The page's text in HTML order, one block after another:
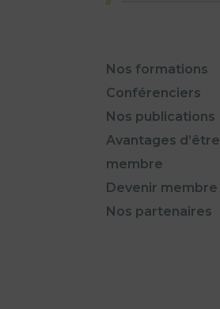
Nos formations
Conférenciers
Nos publications
Avantages d’être
membre
Devenir membre
Nos partenaires